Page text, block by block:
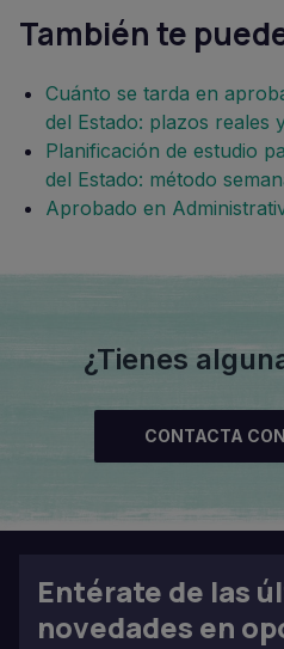
También te
Cuánto se tarda en
del Estado: plazos reales
Planificación de estudio
del Estado: método
Aprobado en
¿Tienes
CONTACTA
Entérate de las
novedades en